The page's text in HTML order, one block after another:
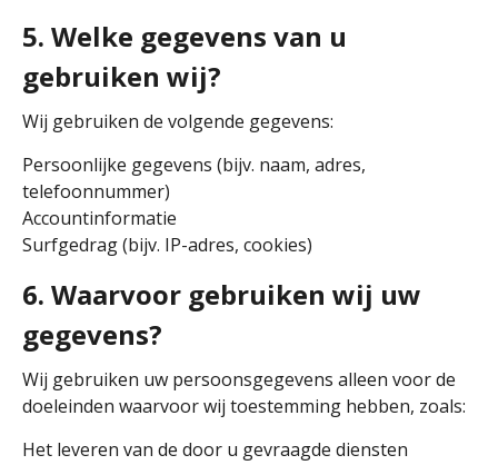
5. Welke gegevens van u
gebruiken wij?
Wij gebruiken de volgende gegevens:
Persoonlijke gegevens (bijv. naam, adres,
telefoonnummer)
Accountinformatie
Surfgedrag (bijv. IP-adres, cookies)
6. Waarvoor gebruiken wij uw
gegevens?
Wij gebruiken uw persoonsgegevens alleen voor de
doeleinden waarvoor wij toestemming hebben, zoals:
Het leveren van de door u gevraagde diensten